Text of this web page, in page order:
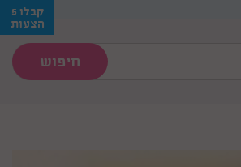
קבלו 5
הצעות